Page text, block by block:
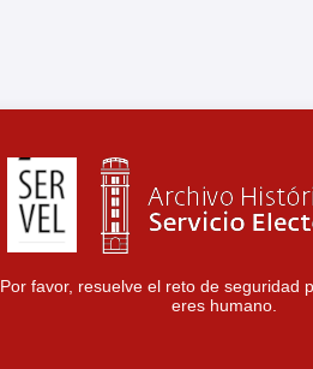
Por favor, resuelve el reto de seguridad
eres humano.